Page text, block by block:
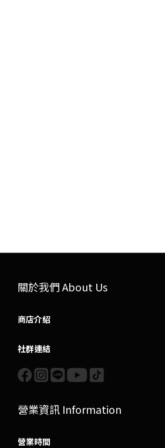
關於我們 About Us
商店介紹
社群連結
營業資訊 Information
營業時間